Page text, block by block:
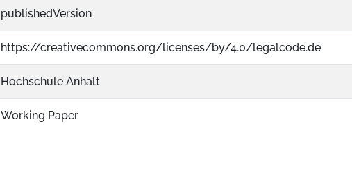
publishedVersion
https://creativecommons.org/licenses/by/4.0/legalcode.de
Hochschule Anhalt
Working Paper